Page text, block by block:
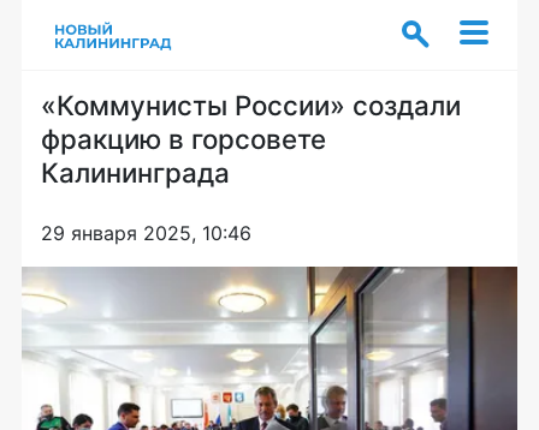
«Коммунисты России» создали
фракцию в горсовете
Калининграда
29 января 2025, 10:46